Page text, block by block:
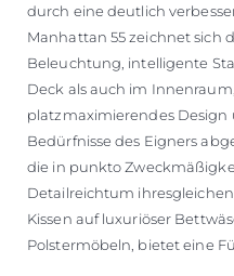
durch eine deutlich
Manhattan 55 zeichnet sich
Beleuchtung, intelligente
Deck als auch im
platzmaximierendes Design
Bedürfnisse des Eigners
die in punkto
Detailreichtum
Kissen auf luxuriöser
Polstermöbeln, bietet eine